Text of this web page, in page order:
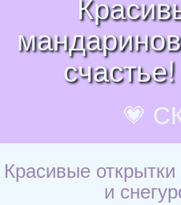
💗
Красивые
и